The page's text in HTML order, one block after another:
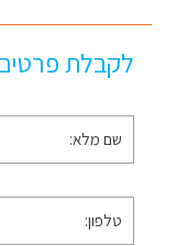
לקבלת
שם
מלא *
טלפון *